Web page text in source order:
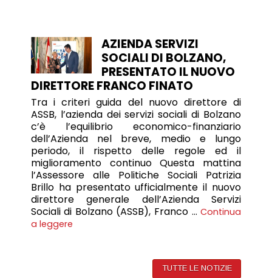
AZIENDA SERVIZI
SOCIALI DI BOLZANO,
PRESENTATO IL NUOVO
DIRETTORE FRANCO FINATO
Tra i criteri guida del nuovo direttore di
ASSB, l’azienda dei servizi sociali di Bolzano
c’è l’equilibrio economico-finanziario
dell’Azienda nel breve, medio e lungo
periodo, il rispetto delle regole ed il
miglioramento continuo Questa mattina
l’Assessore alle Politiche Sociali Patrizia
Brillo ha presentato ufficialmente il nuovo
direttore generale dell’Azienda Servizi
Sociali di Bolzano (ASSB), Franco …Continua
a leggere
TUTTE LE NOTIZIE